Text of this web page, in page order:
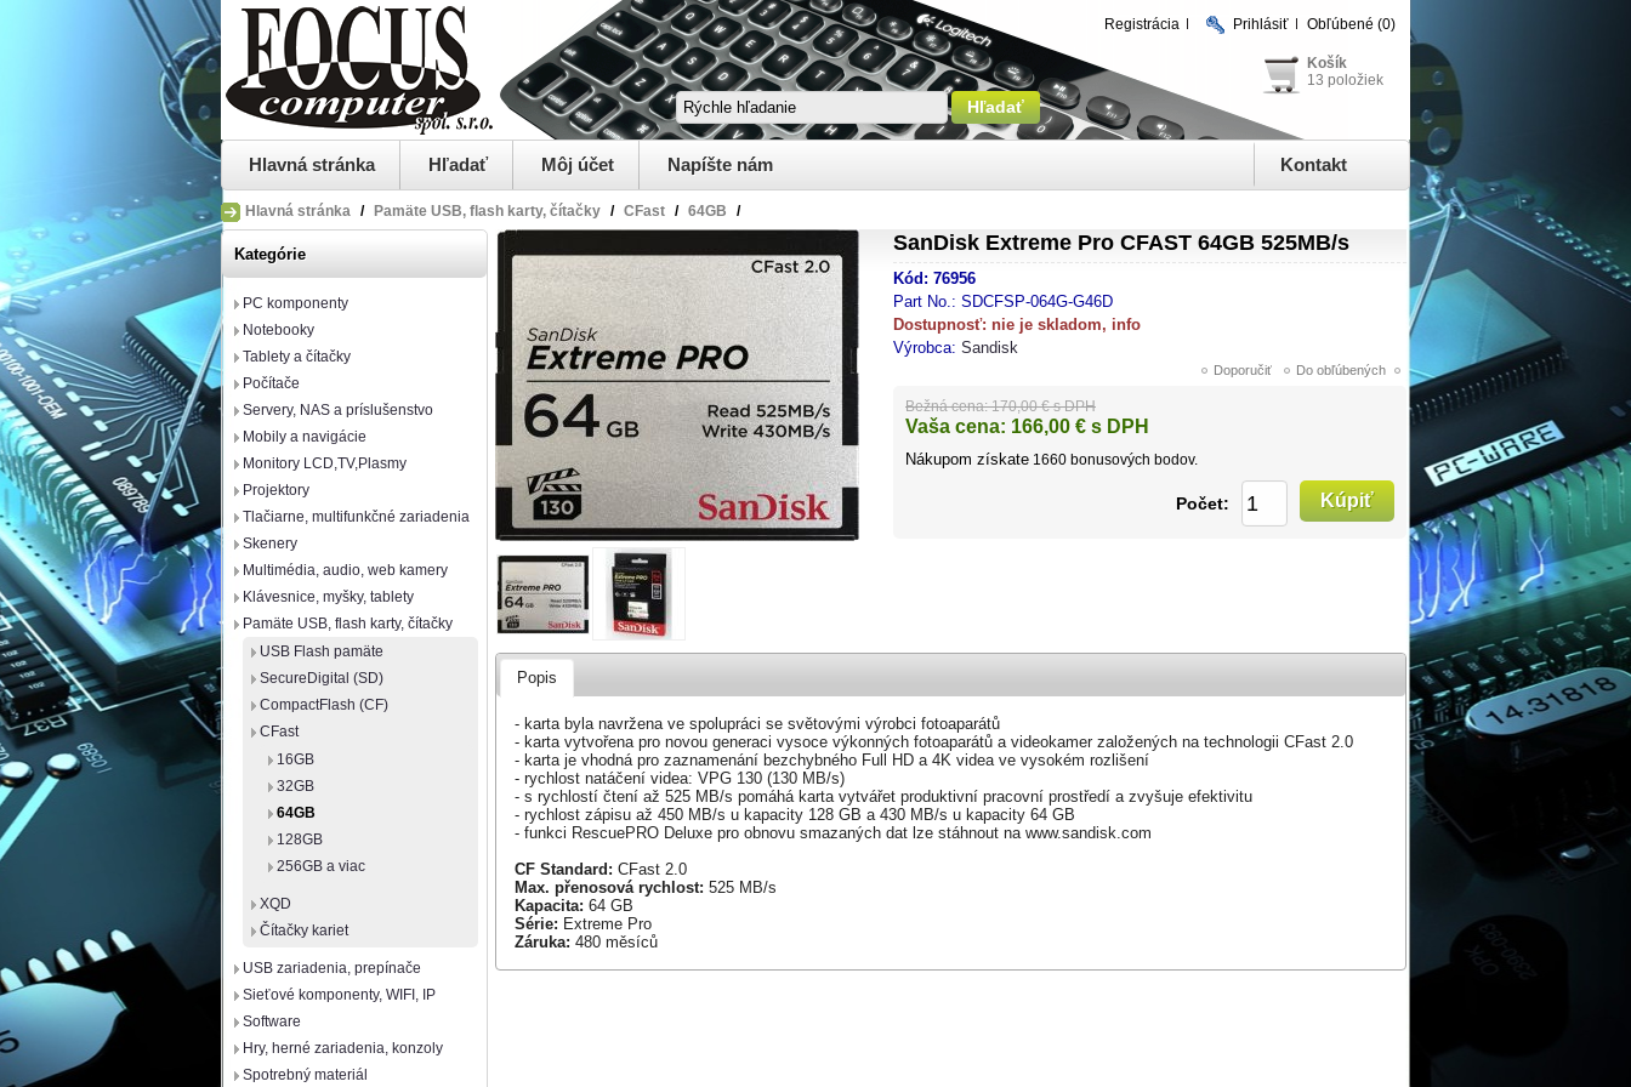
Registrácia Prihlásiť Obľúbené (0)
Košík
13 položiek
Hlavná stránka Hľadať Môj účet Napíšte nám Kontakt
Hlavná stránka / Pamäte USB, flash karty, čítačky / CFast / 64GB /
Kategórie
PC komponenty
Notebooky
Tablety a čítačky
Počítače
Servery, NAS a príslušenstvo
Mobily a navigácie
Monitory LCD,TV,Plasmy
Projektory
Tlačiarne, multifunkčné zariadenia
Skenery
Multimédia, audio, web kamery
Klávesnice, myšky, tablety
Pamäte USB, flash karty, čítačky
USB Flash pamäte
SecureDigital (SD)
CompactFlash (CF)
CFast
16GB
32GB
64GB
128GB
256GB a viac
XQD
Čítačky kariet
USB zariadenia, prepínače
Sieťové komponenty, WIFI, IP
Software
Hry, herné zariadenia, konzoly
Spotrebný materiál
SanDisk Extreme Pro CFAST 64GB 525MB/s
Kód: 76956
Part No.: SDCFSP-064G-G46D
Dostupnosť: nie je skladom, info
Výrobca: Sandisk
Bežná cena: 170,00 € s DPH
Vaša cena: 166,00 € s DPH
Nákupom získate 1660 bonusových bodov.
Počet:
Popis
- karta byla navržena ve spolupráci se světovými výrobci fotoaparátů
- karta vytvořena pro novou generaci vysoce výkonných fotoaparátů a videokamer založených na technologii CFast 2.0
- karta je vhodná pro zaznamenání bezchybného Full HD a 4K videa ve vysokém rozlišení
- rychlost natáčení videa: VPG 130 (130 MB/s)
- s rychlostí čtení až 525 MB/s pomáhá karta vytvářet produktivní pracovní prostředí a zvyšuje efektivitu
- rychlost zápisu až 450 MB/s u kapacity 128 GB a 430 MB/s u kapacity 64 GB
- funkci RescuePRO Deluxe pro obnovu smazaných dat lze stáhnout na www.sandisk.com
CF Standard: CFast 2.0
Max. přenosová rychlost: 525 MB/s
Kapacita: 64 GB
Série: Extreme Pro
Záruka: 480 měsíců